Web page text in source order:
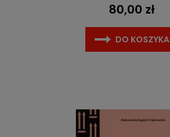
80,00 zł
DO KOSZYKA